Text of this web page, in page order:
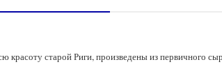
старой Риги, произведены из первичного